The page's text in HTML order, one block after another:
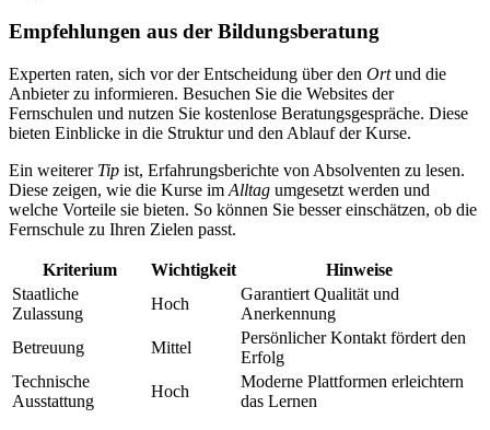
Empfehlungen aus der Bildungsberatung
Experten raten, sich vor der Entscheidung über den Ortund die
Anbieter zu informieren. Besuchen Sie die Websites der
Fernschulen und nutzen Sie kostenlose Beratungsgespräche. Diese
bieten Einblicke in die Struktur und den Ablauf der Kurse.
Ein weiterer Tip ist, Erfahrungsberichte von Absolventen zu lesen.
Diese zeigen, wie die Kurse im Alltag umgesetzt werden und
welche Vorteile sie bieten. So können Sie besser einschätzen, ob die
Fernschule zu Ihren Zielen passt.
Kriterium Wichtigkeit
Hinweise
Staatliche
Zulassung
Hoch
Garantiert Qualität und
Anerkennung
Betreuung
Mittel
Persönlicher Kontakt fördert den
Erfolg
Technische
Ausstattung
Hoch
Moderne Plattformen erleichtern
das Lernen